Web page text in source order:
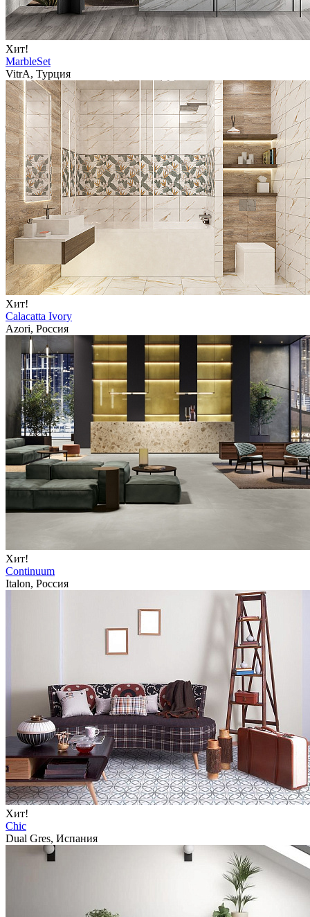
Хит!
MarbleSet
VitrA, Турция
Хит!
Calacatta Ivory
Azori, Россия
Хит!
Continuum
Italon, Россия
Хит!
Chic
Dual Gres, Испания